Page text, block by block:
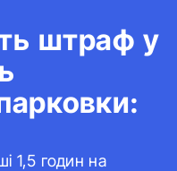
штраф у
1,5 годин на